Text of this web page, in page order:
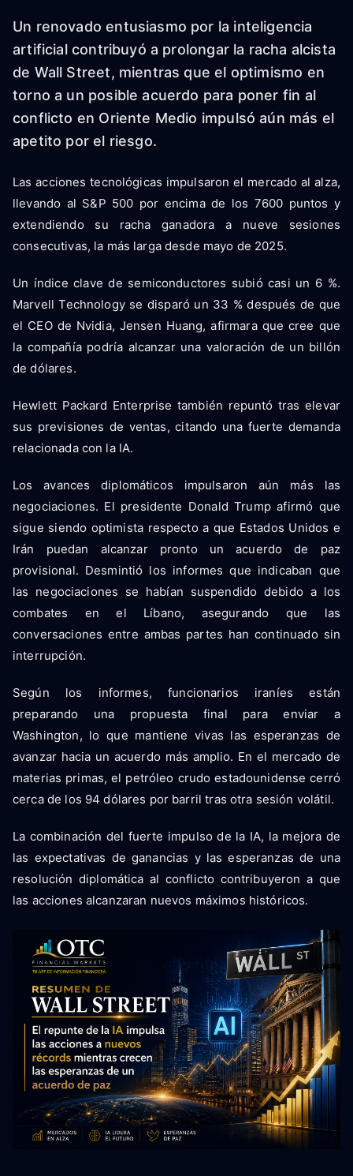
Un renovado entusiasmo por la inteligencia
artificial contribuyó a prolongar la racha alcista
de Wall Street, mientras que el optimismo en
torno a un posible acuerdo para poner fin al
conflicto en Oriente Medio impulsó aún más el
apetito por el riesgo.
Las acciones tecnológicas impulsaron el mercado al alza,
llevando al S&P 500 por encima de los 7600 puntos y
extendiendo su racha ganadora a nueve sesiones
consecutivas, la más larga desde mayo de 2025.
Un índice clave de semiconductores subió casi un 6 %.
Marvell Technology se disparó un 33 % después de que
el CEO de Nvidia, Jensen Huang, afirmara que cree que
la compañía podría alcanzar una valoración de un billón
de dólares.
Hewlett Packard Enterprise también repuntó tras elevar
sus previsiones de ventas, citando una fuerte demanda
relacionada con la IA.
Los avances diplomáticos impulsaron aún más las
negociaciones. El presidente Donald Trump afirmó que
sigue siendo optimista respecto a que Estados Unidos e
Irán puedan alcanzar pronto un acuerdo de paz
provisional. Desmintió los informes que indicaban que
las negociaciones se habían suspendido debido a los
combates en el Líbano, asegurando que las
conversaciones entre ambas partes han continuado sin
interrupción.
Según los informes, funcionarios iraníes están
preparando una propuesta final para enviar a
Washington, lo que mantiene vivas las esperanzas de
avanzar hacia un acuerdo más amplio. En el mercado de
materias primas, el petróleo crudo estadounidense cerró
cerca de los 94 dólares por barril tras otra sesión volátil.
La combinación del fuerte impulso de la IA, la mejora de
las expectativas de ganancias y las esperanzas de una
resolución diplomática al conflicto contribuyeron a que
las acciones alcanzaran nuevos máximos históricos.